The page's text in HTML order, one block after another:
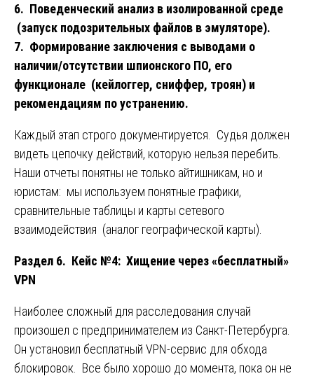
6. Поведенческий анализ в изолированной среде
(запуск подозрительных файлов в эмуляторе).
7. Формирование заключения с выводами о
наличии/отсутствии шпионского ПО, его
функционале (кейлоггер, сниффер, троян) и
рекомендациям по устранению.
Каждый этап строго документируется. Судья должен
видеть цепочку действий, которую нельзя перебить.
Наши отчеты понятны не только айтишникам, но и
юристам: мы используем понятные графики,
сравнительные таблицы и карты сетевого
взаимодействия (аналог географической карты).
Раздел 6. Кейс №4: Хищение через «бесплатный»
VPN
Наиболее сложный для расследования случай
произошел с предпринимателем из Санкт-Петербурга.
Он установил бесплатный VPN-сервис для обхода
блокировок. Все было хорошо до момента, пока он не